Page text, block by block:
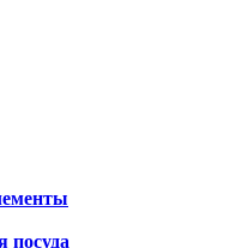
посуда